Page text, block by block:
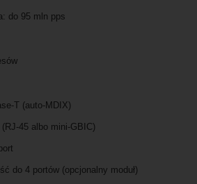
do 95 mln pps
T (auto-MDIX)
45 albo mini-GBIC)
do 4 portów (opcjonalny moduł)